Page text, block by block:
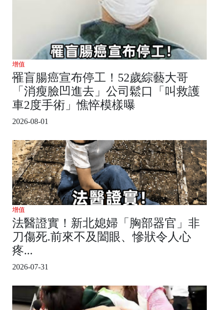
增值
罹盲腸癌宣布停工！52歲綜藝大哥
「消瘦臉凹進去」公司鬆口「叫救護
車2度手術」憔悴模樣曝
2026-08-01
增值
法醫證實！新北媳婦「胸部器官」非
刀傷死.前來不及闔眼、慘狀令人心
疼...
2026-07-31